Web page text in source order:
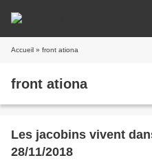
Accueil » front ationa
front ationa
Les jacobins vivent
28/11/2018